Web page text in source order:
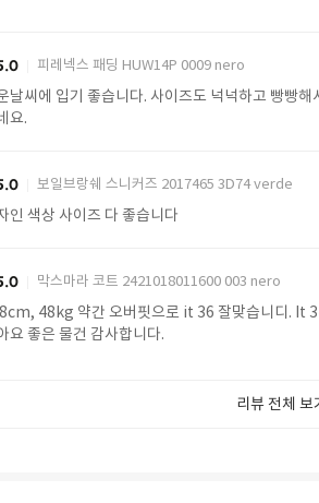
피레넥스 패딩 HUW14P 0009 nero
날씨에 입기 좋습니다. 사이즈도 넉넉하고 빵빵해
요.
보일브랑쉐 스니커즈 2017465 3D74 verde
인 색상 사이즈 다 좋습니다
막스마라 코트 2421018011600 003 nero
48kg 약간 오버핏으로 it 36 잘맞습니디. It
같아요 좋은 물건 감사합니다.
리뷰 전체 보